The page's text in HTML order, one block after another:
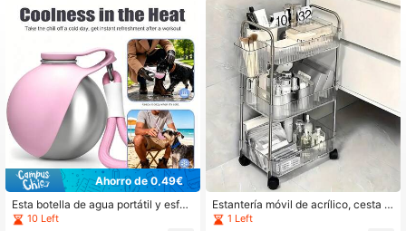
Ahorro de 0,49€
Esta botella de agua portátil y esféri
ca de color azul presenta un diseño
10 Left
Estantería móvil de acrílico, cesta m
ultiusos para snacks/frutas/verdura
1 Left